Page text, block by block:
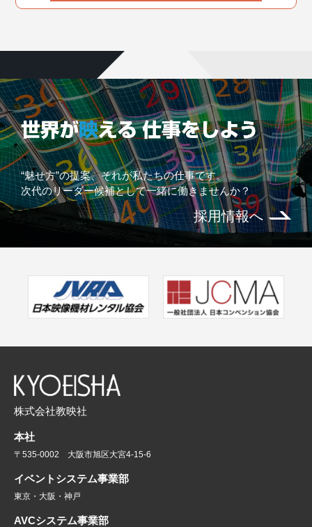
“魅せ方”の提案、それが私たちの仕事です。
次代のリーダー候補として一緒に働きませんか？
採用情報へ
株式会社教映社
本社
〒535-0002 大阪市旭区大宮4-15-6
イベントシステム事業部
東京・大阪・神戸
AVCシステム事業部